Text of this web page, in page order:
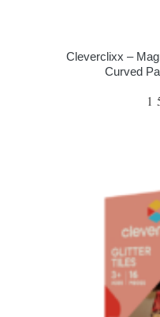
Cleverclixx –
Curved
1